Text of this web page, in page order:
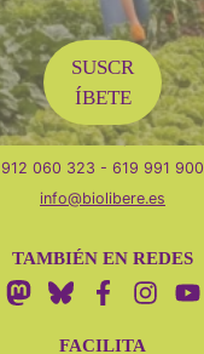
SUSCR
ÍBETE
DÓNDE ESTAMOS
C. Rosa Luxemburgo, 5
28903 Getafe, Madrid
912 060 323 - 619 991 900
info@biolibere.es
TAMBIÉN EN REDES
FACILITA